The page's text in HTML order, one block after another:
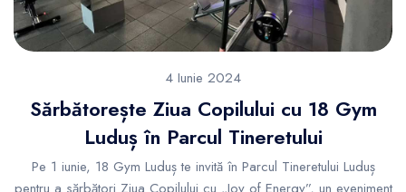
4 Iunie 2024
Sărbătorește Ziua Copilului cu 18 Gym
Luduș în Parcul Tineretului
Pe 1 iunie, 18 Gym Luduș te invită în Parcul Tineretului Luduș